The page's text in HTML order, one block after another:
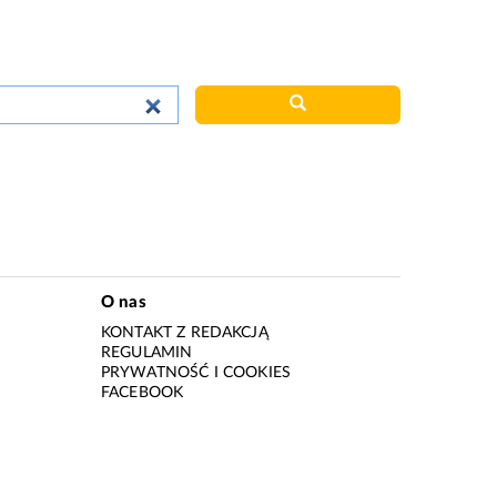
O nas
KONTAKT Z REDAKCJĄ
REGULAMIN
PRYWATNOŚĆ I COOKIES
FACEBOOK